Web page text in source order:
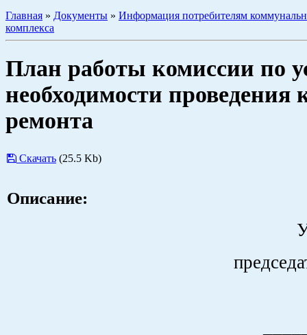
Главная » Документы » Информация потребителям
комплекса
План работы комиссии по
необходимости проведения
ремонта
Скачать (25.5 Kb)
Описание: